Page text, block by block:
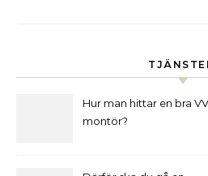
Hur man hittar en bra
montör?